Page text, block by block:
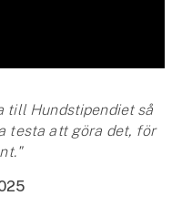
till Hundstipendiet så
testa att göra det, för